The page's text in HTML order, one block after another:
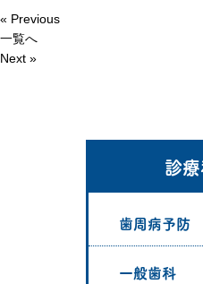
« Previous
一覧へ
Next »
診
歯周病予防
一般歯科